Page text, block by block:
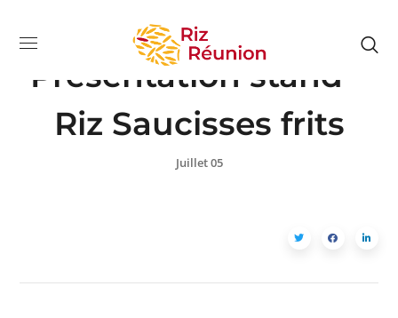
ARR
Presentation stand –
Riz Saucisses frits
Juillet 05